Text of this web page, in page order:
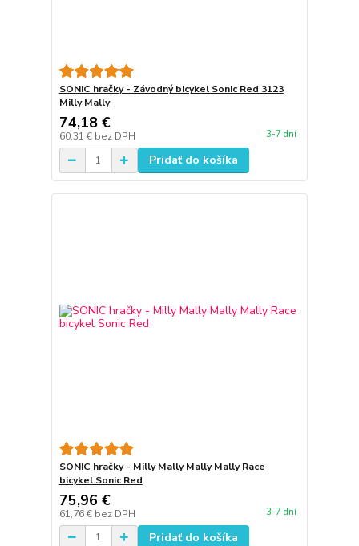
SONIC hračky - Závodný bicykel Sonic Red 3123
Milly Mally
74,18 €
60,31 € bez DPH 3-7 dní
Pridať do košíka
SONIC hračky - Milly Mally Mally Mally Race
bicykel Sonic Red
75,96 €
61,76 € bez DPH 3-7 dní
Pridať do košíka